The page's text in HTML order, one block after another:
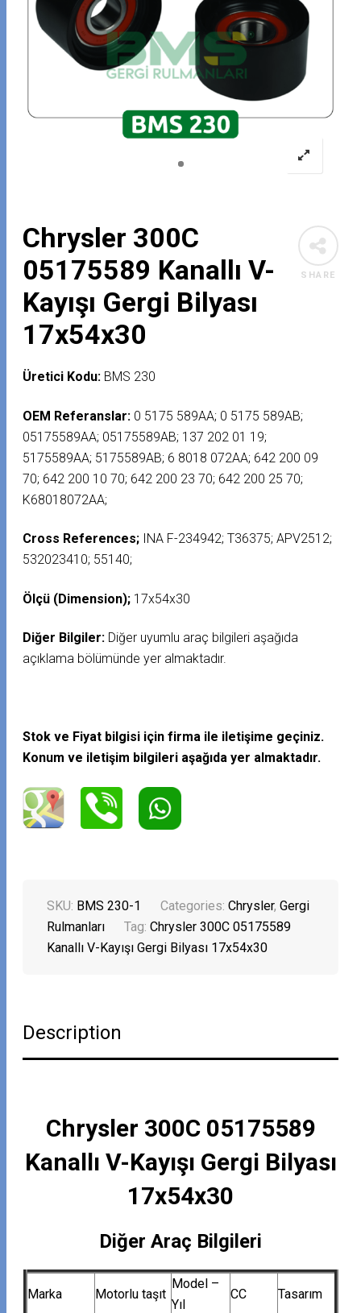
SHARE
Chrysler 300C
05175589 Kanallı V-
Kayışı Gergi Bilyası
17x54x30
Üretici Kodu: BMS 230
OEM Referanslar: 0 5175 589AA; 0 5175 589AB;
05175589AA; 05175589AB; 137 202 01 19;
5175589AA; 5175589AB; 6 8018 072AA; 642 200 09
70; 642 200 10 70; 642 200 23 70; 642 200 25 70;
K68018072AA;
Cross References; INA F-234942; T36375; APV2512;
532023410; 55140;
Ölçü (Dimension); 17x54x30
Diğer Bilgiler: Diğer uyumlu araç bilgileri aşağıda
açıklama bölümünde yer almaktadır.
Stok ve Fiyat bilgisi için firma ile iletişime geçiniz.
Konum ve iletişim bilgileri aşağıda yer almaktadır.
SKU: BMS 230-1 Categories:Chrysler,Gergi
Rulmanları
Tag:Chrysler 300C 05175589
Kanallı V-Kayışı Gergi Bilyası 17x54x30
Description
Chrysler 300C 05175589
Kanallı V-Kayışı Gergi Bilyası
17x54x30
Diğer Araç Bilgileri
Marka Motorlu taşıt
Model –
Yıl
CC Tasarım